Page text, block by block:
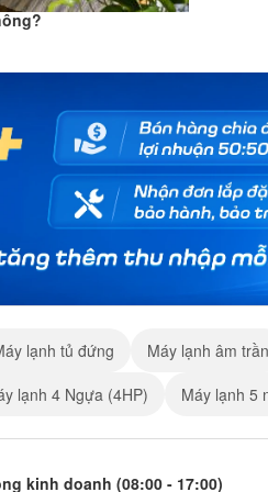
lạnh tủ đứng Máy lạnh âm trần
lạnh 4 Ngựa (4HP) Máy lạnh 5
kinh doanh (08:00 - 17:00)